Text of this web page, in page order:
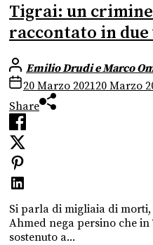
Tigrai: un
raccontato in due
Emilio Drudi e Marco
20 Marzo 202120 Marzo
Share
Si parla di migliaia di
Ahmed nega persino che
sostenuto a...